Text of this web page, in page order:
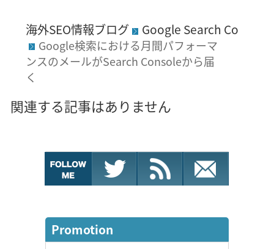
海外SEO情報ブログ Google Search Console
Google検索における月間パフォーマ
ンスのメールがSearch Consoleから届
く
関連する記事はありません
Promotion